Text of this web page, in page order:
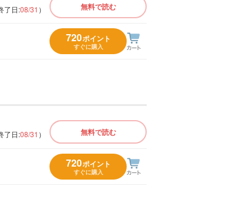
了日:08/31 ） 無料で読む
720ポイント
すぐに購入
了日:08/31 ） 無料で読む
720ポイント
すぐに購入